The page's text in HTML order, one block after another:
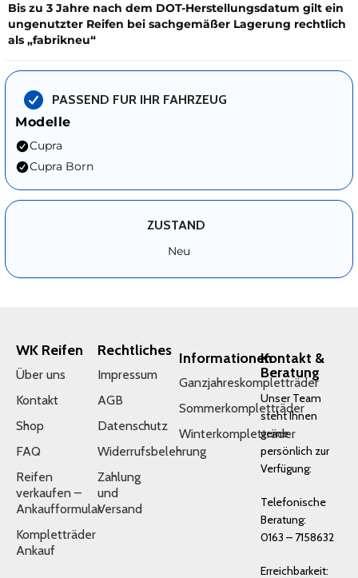
Bis zu 3 Jahre nach dem DOT-Herstellungsdatum gilt ein
ungenutzter Reifen bei sachgemäßer Lagerung rechtlich
als „fabrikneu“
PASSEND FUR IHR FAHRZEUG
Modelle
Cupra
Cupra Born
ZUSTAND
Neu
WK Reifen
Über uns
Kontakt
Shop
FAQ
Reifen
verkaufen –
Ankaufformular
Kompletträder
Ankauf
Rechtliches
Impressum
AGB
Datenschutz
Widerrufsbelehrung
Zahlung
und
Versand
Informationen
Ganzjahreskompletträder
Sommerkompletträder
Winterkompletträder
Kontakt &
Beratung
Unser Team
steht Ihnen
gerne
persönlich zur
Verfügung:
Telefonische
Beratung:
0163 – 7158632
Erreichbarkeit: